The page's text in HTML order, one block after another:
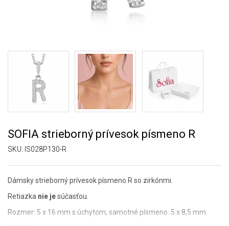
SOFIA strieborný prívesok písmeno R
SKU: IS028P130-R
Dámsky strieborný prívesok písmeno R so zirkónmi.
Retiazka nie jesúčasťou.
Rozmer: 5 x 16 mm s úchytom; samotné písmeno: 5 x 8,5 mm.